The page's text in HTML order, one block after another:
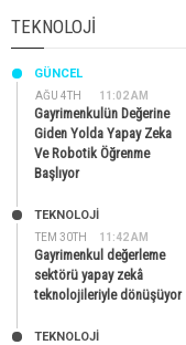
TEKNOLOJI
AĞU 4TH 11:02 AM
GÜNCEL
Gayrimenkulün Değerine
Giden Yolda Yapay Zeka
Ve Robotik Öğrenme
Başlıyor
TEM 30TH 11:42 AM
TEKNOLOJİ
Gayrimenkul değerleme
sektörü yapay zekâ
teknolojileriyle dönüşüyor
TEKNOLOJİ